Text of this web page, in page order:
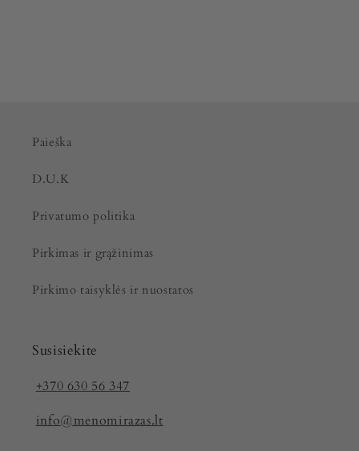
Paieška
D.U.K
Privatumo politika
Pirkimas ir grąžinimas
Pirkimo taisyklės ir nuostatos
Susisiekite
+370 630 56 347
info@menomirazas.lt